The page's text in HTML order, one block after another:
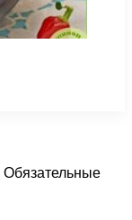
Обязательные